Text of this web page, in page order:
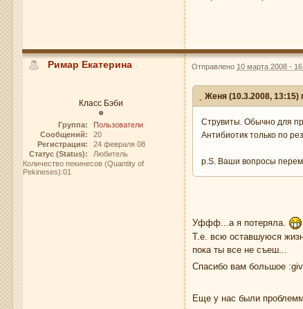
Римар Екатерина
Класс Бэби
Группа:
Пользователи
Сообщений:
20
Регистрация:
24 февраля 08
Статус (Status):
Любитель
Количество пекинесов (Quantity of
Pekineses):01
Отправлено 10 марта 2008 -
Женя (10.3.2008, 13:15)
Струвиты. Обычно для
Антибиотик только по
p.S. Ваши вопросы
Уффф...а я потеряла.
Т.е. всю оставшуюся
пока ты все не съеш...
Спасибо вам большое
Еще у нас были